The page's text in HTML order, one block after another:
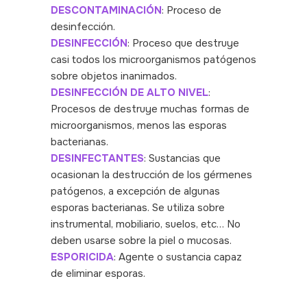
DESCONTAMINACIÓN: Proceso de
desinfección.
DESINFECCIÓN: Proceso que destruye
casi todos los microorganismos patógenos
sobre objetos inanimados.
DESINFECCIÓN DE ALTO NIVEL:
Procesos de destruye muchas formas de
microorganismos, menos las esporas
bacterianas.
DESINFECTANTES: Sustancias que
ocasionan la destrucción de los gérmenes
patógenos, a excepción de algunas
esporas bacterianas. Se utiliza sobre
instrumental, mobiliario, suelos, etc… No
deben usarse sobre la piel o mucosas.
ESPORICIDA: Agente o sustancia capaz
de eliminar esporas.